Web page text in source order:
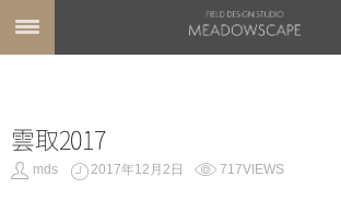
雲取2017
mds 2017年12月2日 717VIEWS